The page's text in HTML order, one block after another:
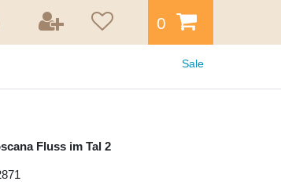
0
Sale
Fluss im Tal 2